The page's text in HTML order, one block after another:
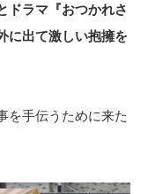
ドラマ『おつかれさ
に出て激しい抱擁を
を手伝うために来た